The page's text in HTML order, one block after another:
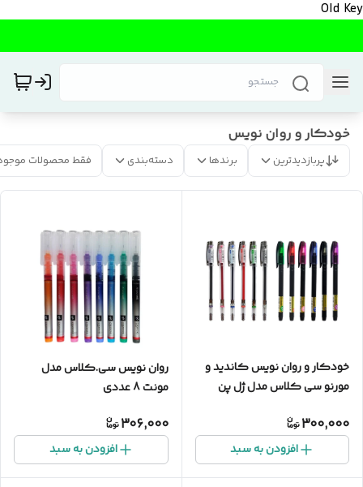
Old Key
خودکار و روان نویس
پربازدیدترین برندها دسته‌بندی فقط محصولات
خودکار و روان نویس کاندید و
مورنو سی کلاس مدل ژل پن
300,000
افزودن به سبد
روان نویس سی.کلاس مدل
مونت 8 عددی
306,000
افزودن به سبد